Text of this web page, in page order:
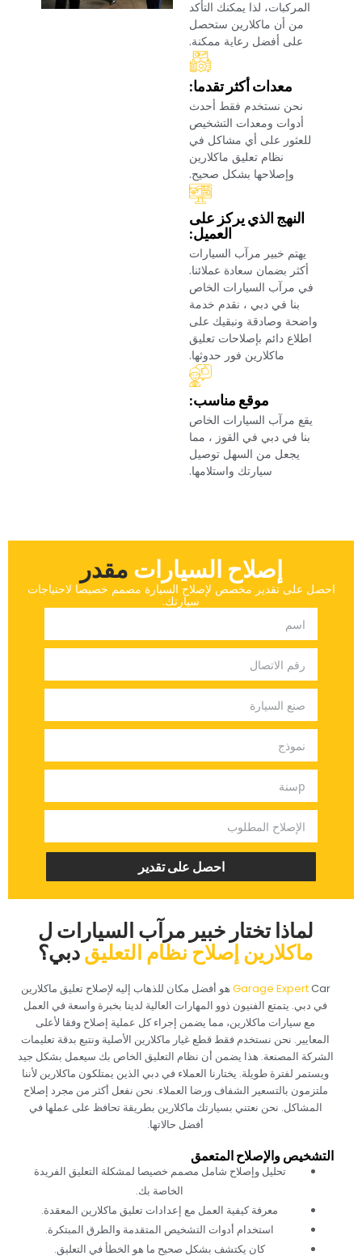
المركبات، لذا يمكنك التأكد
من أن ماكلارين ستحصل
على أفضل رعاية ممكنة.‏
‏معدات أكثر تقدما:‏
‏نحن نستخدم فقط أحدث
أدوات ومعدات التشخيص
للعثور على أي مشاكل في
نظام تعليق ماكلارين
وإصلاحها بشكل صحيح.‏
‏النهج الذي يركز على
العميل:‏
‏يهتم خبير مرآب السيارات
أكثر بضمان سعادة عملائنا.
في مرآب السيارات الخاص
بنا في دبي ، نقدم خدمة
واضحة وصادقة ونبقيك على
اطلاع دائم بإصلاحات تعليق
ماكلارين فور حدوثها.‏
‏موقع مناسب:‏
‏يقع مرآب السيارات الخاص
بنا في دبي في القوز ، مما
يجعل من السهل توصيل
سيارتك واستلامها.‏
‏لماذا تختار خبير مرآب السيارات ل‏
‏ماكلارين إصلاح نظام التعليق‏‏دبي؟‏
‏Car ‏
‏Garage Expert‏
‏ هو أفضل مكان للذهاب إليه لإصلاح تعليق ماكلارين
في دبي. يتمتع الفنيون ذوو المهارات العالية لدينا بخبرة واسعة في العمل
مع سيارات ماكلارين، مما يضمن إجراء كل عملية إصلاح وفقا لأعلى
المعايير. نحن نستخدم فقط قطع غيار ماكلارين الأصلية ونتبع بدقة تعليمات
الشركة المصنعة. هذا يضمن أن نظام التعليق الخاص بك سيعمل بشكل جيد
ويستمر لفترة طويلة. يختارنا العملاء في دبي الذين يمتلكون ماكلارين لأننا
ملتزمون بالتسعير الشفاف ورضا العملاء. نحن نفعل أكثر من مجرد إصلاح
المشاكل. نحن نعتني بسيارتك ماكلارين بطريقة تحافظ على عملها في
أفضل حالاتها.‏
‏التشخيص والإصلاح المتعمق‏
‏تحليل وإصلاح شامل مصمم خصيصا لمشكلة التعليق الفريدة
الخاصة بك.‏
‏معرفة كيفية العمل مع إعدادات تعليق ماكلارين المعقدة.‏
‏استخدام أدوات التشخيص المتقدمة والطرق المبتكرة.‏
‏كان يكتشف بشكل صحيح ما هو الخطأ في التعليق.‏
إصلاح السيارات ‏مقدر‏
‏احصل على تقدير مخصص لإصلاح السيارة مصمم خصيصا لاحتياجات
سيارتك.‏
‏احصل على تقدير‏